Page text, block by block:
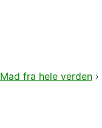
Mad fra hele verden›